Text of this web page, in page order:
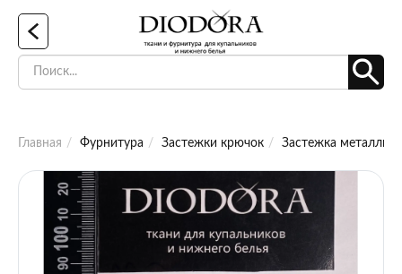
Главная Фурнитура Застежки крючок Застежка